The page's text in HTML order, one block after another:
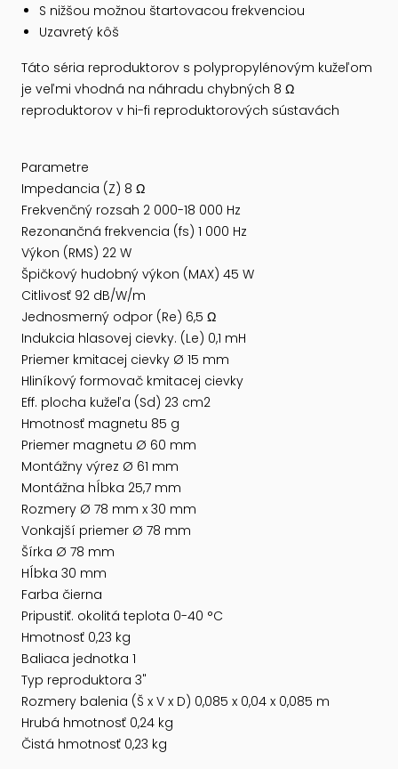
S nižšou možnou štartovacou frekvenciou
Uzavretý kôš
Táto séria reproduktorov s polypropylénovým kužeľom
je veľmi vhodná na náhradu chybných 8 Ω
reproduktorov v hi-fi reproduktorových sústavách
Parametre
Impedancia (Z) 8 Ω
Frekvenčný rozsah 2 000-18 000 Hz
Rezonančná frekvencia (fs) 1 000 Hz
Výkon (RMS) 22 W
Špičkový hudobný výkon (MAX) 45 W
Citlivosť 92 dB/W/m
Jednosmerný odpor (Re) 6,5 Ω
Indukcia hlasovej cievky. (Le) 0,1 mH
Priemer kmitacej cievky Ø 15 mm
Hliníkový formovač kmitacej cievky
Eff. plocha kužeľa (Sd) 23 cm2
Hmotnosť magnetu 85 g
Priemer magnetu Ø 60 mm
Montážny výrez Ø 61 mm
Montážna hĺbka 25,7 mm
Rozmery Ø 78 mm x 30 mm
Vonkajší priemer Ø 78 mm
Šírka Ø 78 mm
Hĺbka 30 mm
Farba čierna
Pripustiť. okolitá teplota 0-40 °C
Hmotnosť 0,23 kg
Baliaca jednotka 1
Typ reproduktora 3"
Rozmery balenia (Š x V x D) 0,085 x 0,04 x 0,085 m
Hrubá hmotnosť 0,24 kg
Čistá hmotnosť 0,23 kg